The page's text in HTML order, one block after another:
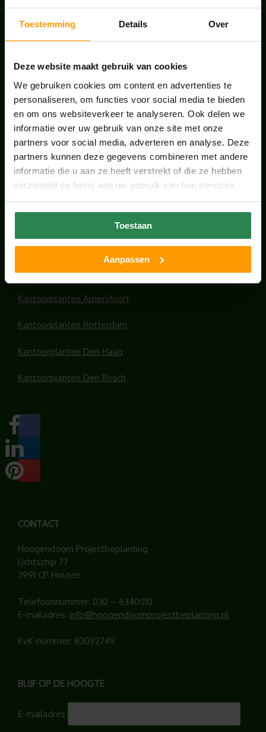
Toestemming Details Over
Deze website maakt gebruik van cookies
We gebruiken cookies om content en advertenties te
personaliseren, om functies voor social media te bieden
en om ons websiteverkeer te analyseren. Ook delen we
informatie over uw gebruik van onze site met onze
partners voor social media, adverteren en analyse. Deze
partners kunnen deze gegevens combineren met andere
informatie die u aan ze heeft verstrekt of die ze hebben
verzameld op basis van uw gebruik van hun services.
Toestaan
Aanpassen
juli 28, 2026
ONS TEAM GROEIT VERDER
Kantoorplanten Utrecht
Kantoorplanten Amsterdam
Kantoorplanten Amersfoort
Kantoorplanten Rotterdam
Kantoorplanten Den Haag
Kantoorplanten Den Bosch
CONTACT
Hoogendoorn Projectbeplanting
Lichtschip 77
3991 CP Houten
Telefoonnummer: 030 – 6340010
E-mailadres: info@hoogendoornprojectbeplanting.nl
KvK-nummer: 83092749
BLIJF OP DE HOOGTE
E-mailadres